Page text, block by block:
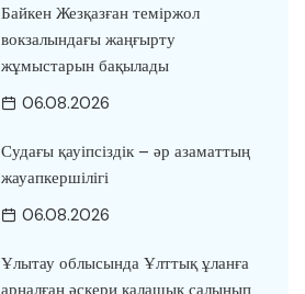
Байкен Жезқазған теміржол
вокзалындағы жаңғырту
жұмыстарын бақылады
06.08.2026
Судағы қауіпсіздік – әр азаматтың
жауапкершілігі
06.08.2026
Ұлытау облысында Ұлттық ұланға
арналған әскери қалашық салынып